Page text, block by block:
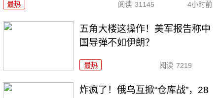
最热 阅读 31145 4小时前
五角大楼这操作！美军报告称中
国导弹不如伊朗？
最热 阅读 7219
炸疯了！俄乌互掀“仓库战”，28